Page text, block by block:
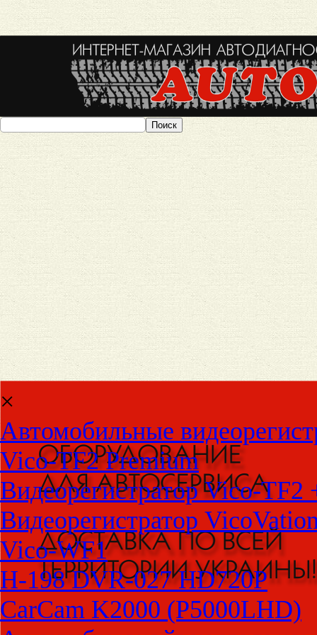
Поиск
×
Автомобильные
Vico-TF2 Premium
Видеорегистратор Vico-TF2
Видеорегистратор
Vico-WF1
H-198 DVR-027 HD720P
CarCam K2000 (P5000LHD)